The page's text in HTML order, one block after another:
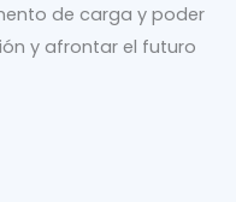
de carga y poder
y afrontar el futuro